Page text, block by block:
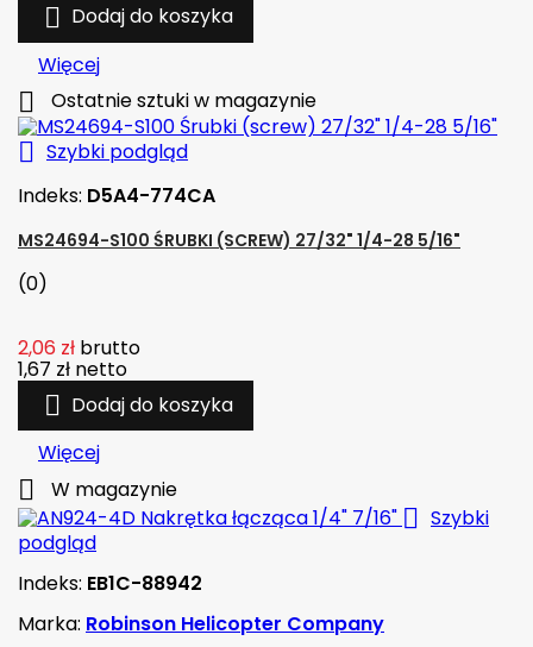
 Dodaj do koszyka
Więcej
 Ostatnie sztuki w magazynie
 Szybki podgląd
Indeks: D5A4-774CA
MS24694-S100 ŚRUBKI (SCREW) 27/32" 1/4-28 5/16"
(0)
2,06 zł brutto
1,67 zł netto
 Dodaj do koszyka
Więcej
 W magazynie
 Szybki
podgląd
Indeks: EB1C-88942
Marka: Robinson Helicopter Company